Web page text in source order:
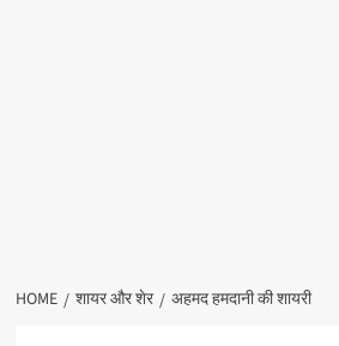
HOME शायर और शेर अहमद हमदानी की शायरी